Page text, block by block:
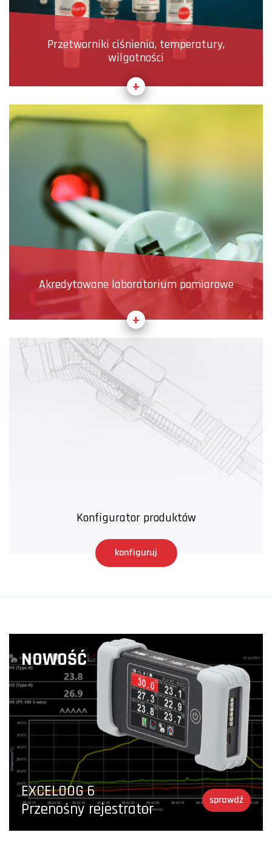
Przetworniki ciśnienia, temperatury,
wilgotności
Akredytowane laboratorium pomiarowe
Konfigurator produktów
konfiguruj
NOWOŚĆ
EXCELOOG 6
Przenośny rejestrator
sprawdź